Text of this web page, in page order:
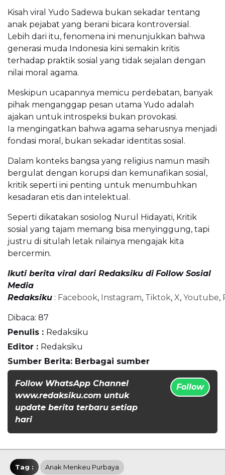
Kisah viral Yudo Sadewa bukan sekadar tentang
anak pejabat yang berani bicara kontroversial.
Lebih dari itu, fenomena ini menunjukkan bahwa
generasi muda Indonesia kini semakin kritis
terhadap praktik sosial yang tidak sejalan dengan
nilai moral agama.
Meskipun ucapannya memicu perdebatan, banyak
pihak menganggap pesan utama Yudo adalah
ajakan untuk introspeksi bukan provokasi.
Ia mengingatkan bahwa agama seharusnya menjadi
fondasi moral, bukan sekadar identitas sosial.
Dalam konteks bangsa yang religius namun masih
bergulat dengan korupsi dan kemunafikan sosial,
kritik seperti ini penting untuk menumbuhkan
kesadaran etis dan intelektual.
Seperti dikatakan sosiolog Nurul Hidayati, Kritik
sosial yang tajam memang bisa menyinggung, tapi
justru di situlah letak nilainya mengajak kita
bercermin.
Ikuti berita viral dari Redaksiku di Follow Sosial
Media
Redaksiku : Facebook, Instagram, Tiktok, X, Youtube,
Dibaca: 87
Penulis : Redaksiku
Editor : Redaksiku
Sumber Berita: Berbagai sumber
Follow WhatsApp Channel
www.redaksiku.com untuk
update berita terbaru setiap
hari
Follow
Tag : Anak Menkeu Purbaya